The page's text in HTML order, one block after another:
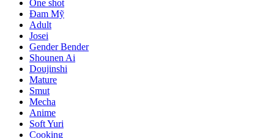
One shot
Đam Mỹ
Adult
Josei
Gender Bender
Shounen Ai
Doujinshi
Mature
Smut
Mecha
Anime
Soft Yuri
Cooking